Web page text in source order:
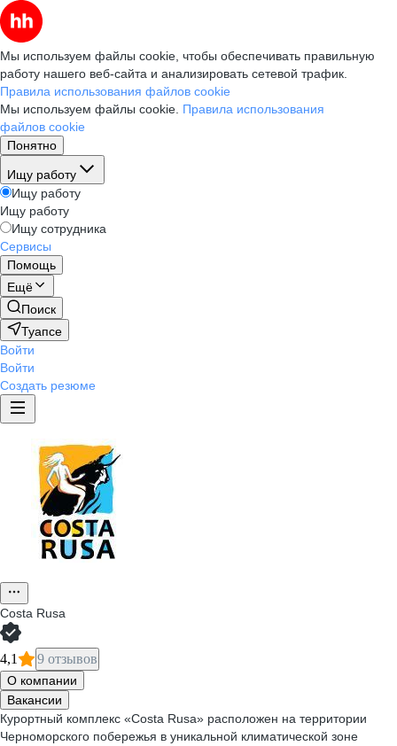
Мы используем файлы cookie, чтобы обеспечивать правильную
работу нашего веб-сайта и анализировать сетевой трафик.
Правила использования файлов cookie
Мы используем файлы cookie. Правила использования
файлов cookie
Понятно
Ищу работу
Ищу работу
Ищу работу
Ищу сотрудника
Сервисы
Помощь
Ещё
Поиск
Туапсе
Войти
Войти
Создать резюме
Costa Rusa
4,1 9 отзывов
О компании
Вакансии
Курортный комплекс «Costa Rusa» расположен на территории
Черноморского побережья в уникальной климатической зоне